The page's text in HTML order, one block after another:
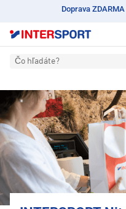
Doprava
Čo hľadáte?